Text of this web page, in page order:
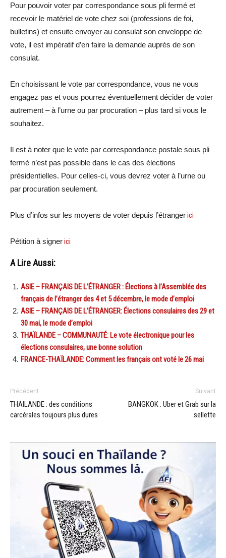
Pour pouvoir voter par correspondance sous pli fermé et
recevoir le matériel de vote chez soi (professions de foi,
bulletins) et ensuite envoyer au consulat son enveloppe de
vote, il est impératif d’en faire la demande auprès de son
consulat.
En choisissant le vote par correspondance, vous ne vous
engagez pas et vous pourrez éventuellement décider de voter
autrement – à l’urne ou par procuration – plus tard si vous le
souhaitez.
Il est à noter que le vote par correspondance postale sous pli
fermé n’est pas possible dans le cas des élections
présidentielles. Pour celles-ci, vous devrez voter à l’urne ou
par procuration seulement.
Plus d’infos sur les moyens de voter depuis l’étrangerici
Pétition à signerici
A Lire Aussi:
ASIE – FRANÇAIS DE L’ÉTRANGER : Élections à l’Assemblée des
français de l’étranger des 4 et 5 décembre, le mode d’emploi
ASIE – FRANÇAIS DE L’ÉTRANGER: Élections consulaires des 29 et
30 mai, le mode d’emploi
THAÏLANDE – COMMUNAUTÉ: Le vote électronique pour les
élections consulaires, une bonne solution
FRANCE-THAÏLANDE: Comment les français ont voté le 26 mai
Précédent
THAILANDE : des conditions
carcérales toujours plus dures
Suivant
BANGKOK : Uber et Grab sur la
sellette